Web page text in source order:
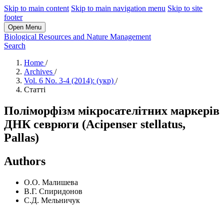
Skip to main content Skip to main navigation menu Skip to site
footer
Open Menu
Biological Resources and Nature Management
Search
Home /
Archives /
Vol. 6 No. 3-4 (2014): (укр) /
Статті
Поліморфізм мікросателітних маркерів
ДНК севрюги (Acipenser stellatus,
Pallas)
Authors
О.О. Малишева
В.Г. Спиридонов
С.Д. Мельничук